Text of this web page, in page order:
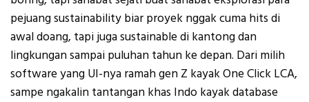
pejuangsustainability biar proyek nggak cuma hits di
awal doang, tapi jugasustainable di kantong dan
lingkungan sampai puluhan tahun ke depan. Dari milih
software yang UI-nya ramah gen Z kayak One Click LCA,
sampe ngakalin tantangan khas Indo kayak database